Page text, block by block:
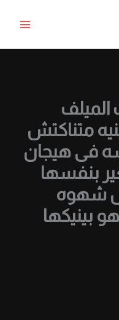
الميلف
متناكتش
فى هيجان
بنفسها
شهوه
بينيكها